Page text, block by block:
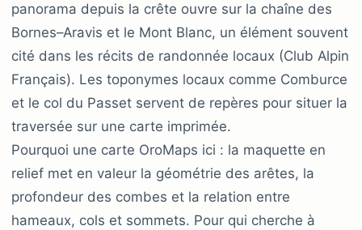
panorama depuis la crête ouvre sur la chaîne des
Bornes–Aravis et le Mont Blanc, un élément souvent
cité dans les récits de randonnée locaux (Club Alpin
Français). Les toponymes locaux comme Comburce
et le col du Passet servent de repères pour situer la
traversée sur une carte imprimée.
Pourquoi une carte OroMaps ici : la maquette en
relief met en valeur la géométrie des arêtes, la
profondeur des combes et la relation entre
hameaux, cols et sommets. Pour qui cherche à